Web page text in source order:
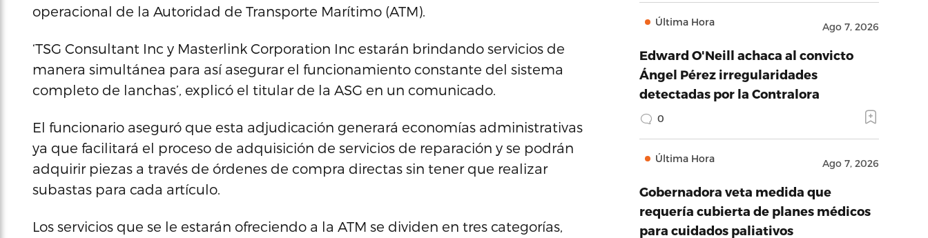
operacional de la Autoridad de Transporte Marítimo (ATM).
‘TSG Consultant Inc y Masterlink Corporation Inc estarán brindando servicios de
manera simultánea para así asegurar el funcionamiento constante del sistema
completo de lanchas’, explicó el titular de la ASG en un comunicado.
El funcionario aseguró que esta adjudicación generará economías administrativas
ya que facilitará el proceso de adquisición de servicios de reparación y se podrán
adquirir piezas a través de órdenes de compra directas sin tener que realizar
subastas para cada artículo.
Los servicios que se le estarán ofreciendo a la ATM se dividen en tres categorías,
Última Hora Ago 7, 2026
Edward O'Neill achaca al convicto
Ángel Pérez irregularidades
detectadas por la Contralora
0
Última Hora Ago 7, 2026
Gobernadora veta medida que
requería cubierta de planes médicos
para cuidados paliativos